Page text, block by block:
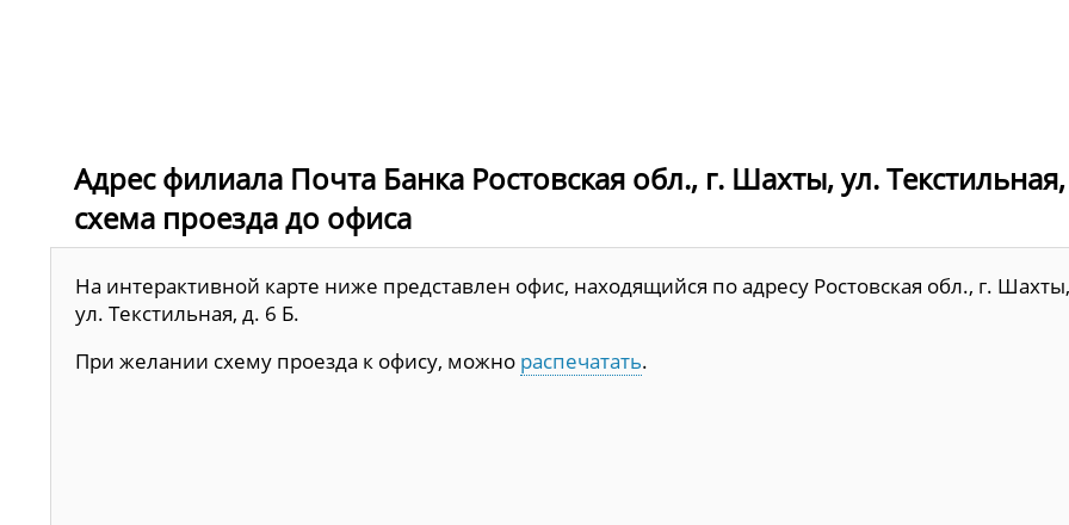
Адрес филиала Почта Банка Ростовская обл., г. Шахты, ул.
схема проезда до офиса
На интерактивной карте ниже представлен офис, находящийся по адресу Ростовская обл., г. Шахты,
ул. Текстильная, д. 6 Б.
При желании схему проезда к офису, можно распечатать.